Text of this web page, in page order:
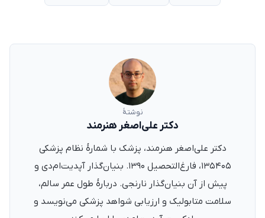
نوشتهٔ
دکتر علی‌اصغر هنرمند
دکتر علی‌اصغر هنرمند، پزشک با شمارهٔ نظام پزشکی
۱۳۵۴۰۵، فارغ‌التحصیل ۱۳۹۰. بنیان‌گذار آپدیت‌ام‌دی و
پیش از آن بنیان‌گذار نارنجی. دربارهٔ طول عمر سالم،
سلامت متابولیک و ارزیابی شواهد پزشکی می‌نویسد و